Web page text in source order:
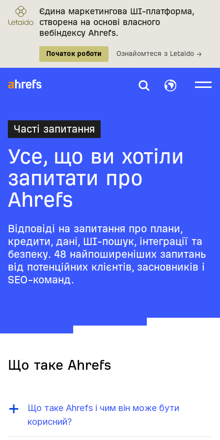
Єдина маркетингова ШІ-платформа,
створена на основі власного
вебіндексу Ahrefs.
Початок роботи Ознайомтеся з Letaido →
Часті запитання
Усе, що ви хотіли
запитати про
Ahrefs
Відповіді на запитання про плани,
кредити, дані, ШІ-пошук, інтеграції та
безпеку. 48 найпоширеніших запитань
від потенційних клієнтів, засновників і
SEO-команд.
Що таке Ahrefs
Що таке Ahrefs і чим він може бути
корисний?
Ahrefs — це платформа для SEO й